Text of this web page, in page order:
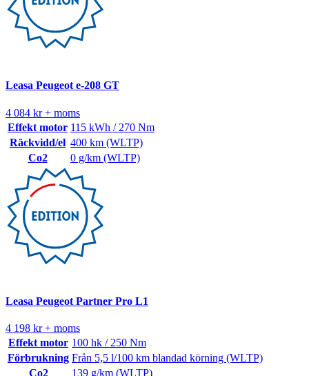
Leasa Peugeot e-208 GT
4 084 kr + moms
Effekt motor 115 kWh / 270 Nm
Räckvidd/el 400 km (WLTP)
Co2
0 g/km (WLTP)
Leasa Peugeot Partner Pro L1
4 198 kr + moms
Effekt motor 100 hk / 250 Nm
Förbrukning Från 5,5 l/100 km blandad körning (WLTP)
Co2
139 g/km (WLTP)